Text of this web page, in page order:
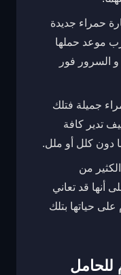
حمراء جديدة
موعد حملها
السرور فور
جميلة فتلك
تدير كافة
دون كلل أو ملل.
من
أنها قد تعاني
حياتها بتلك
للحامل